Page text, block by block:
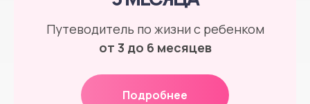
Путеводитель по жизни с ребенком
от 3 до 6 месяцев
Подробнее